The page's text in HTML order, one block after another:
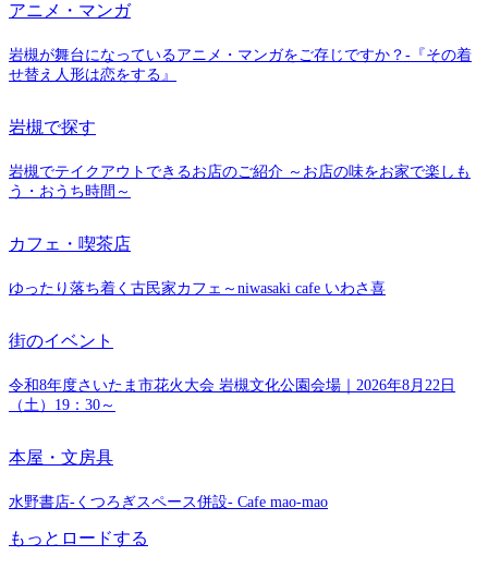
アニメ・マンガ
岩槻が舞台になっているアニメ・マンガをご存じですか？-『その着
せ替え人形は恋をする』
岩槻で探す
岩槻でテイクアウトできるお店のご紹介 ～お店の味をお家で楽しも
う・おうち時間～
カフェ・喫茶店
ゆったり落ち着く古民家カフェ～niwasaki cafe いわさ喜
街のイベント
令和8年度さいたま市花火大会 岩槻文化公園会場｜2026年8月22日
（土）19：30～
本屋・文房具
水野書店-くつろぎスペース併設- Cafe mao-mao
もっとロードする